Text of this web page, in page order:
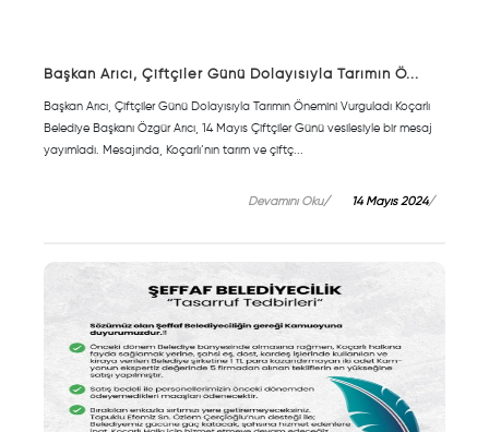
Başkan Arıcı, Çiftçiler Günü Dolayısıyla Tarımın Ö...
Başkan Arıcı, Çiftçiler Günü Dolayısıyla Tarımın Önemini Vurguladı Koçarlı
Belediye Başkanı Özgür Arıcı, 14 Mayıs Çiftçiler Günü vesilesiyle bir mesaj
yayımladı. Mesajında, Koçarlı’nın tarım ve çiftç...
14 Mayıs 2024
Devamını Oku